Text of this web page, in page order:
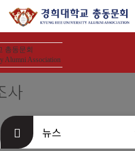
총동문회
Alumni Association
사
뉴스